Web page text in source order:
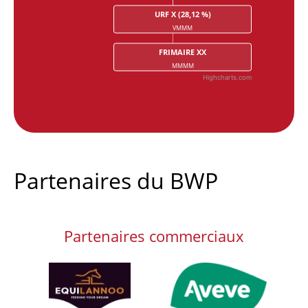
URF X (28,12 %)
VMMM
FRIMAIRE XX
MMMM
Highcharts.com
Partenaires du BWP
Partenaires commerciaux
Afbeelding Afbeelding